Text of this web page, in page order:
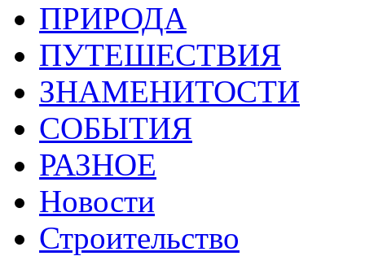
ПРИРОДА
ПУТЕШЕСТВИЯ
ЗНАМЕНИТОСТИ
СОБЫТИЯ
РАЗНОЕ
Новости
Строительство